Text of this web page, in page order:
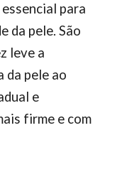
para
da pele. São
leve a
da pele ao
e
firme e com